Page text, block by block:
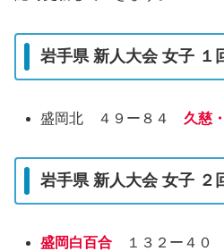
岩手県 新人大会 女子
盛岡北 ４９ー８４久慈
岩手県 新人大会 女子
盛岡白百合 １３２ー４０